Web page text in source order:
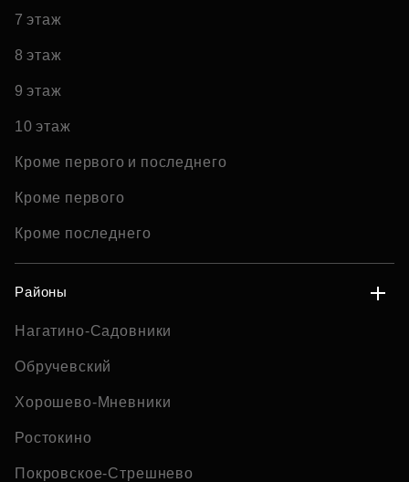
7 этаж
8 этаж
9 этаж
10 этаж
Кроме первого и последнего
Кроме первого
Кроме последнего
Районы
Нагатино-Садовники
Обручевский
Хорошево-Мневники
Ростокино
Покровское-Стрешнево